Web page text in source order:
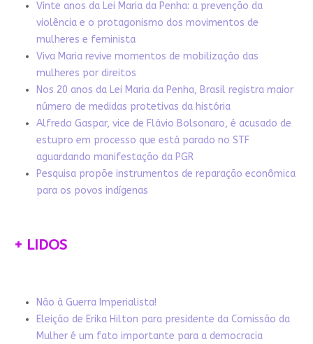
Vinte anos da Lei Maria da Penha: a prevenção da
violência e o protagonismo dos movimentos de
mulheres e feminista
Viva Maria revive momentos de mobilização das
mulheres por direitos
Nos 20 anos da Lei Maria da Penha, Brasil registra maior
número de medidas protetivas da história
Alfredo Gaspar, vice de Flávio Bolsonaro, é acusado de
estupro em processo que está parado no STF
aguardando manifestação da PGR
Pesquisa propõe instrumentos de reparação econômica
para os povos indígenas
+ LIDOS
Não à Guerra Imperialista!
Eleição de Erika Hilton para presidente da Comissão da
Mulher é um fato importante para a democracia